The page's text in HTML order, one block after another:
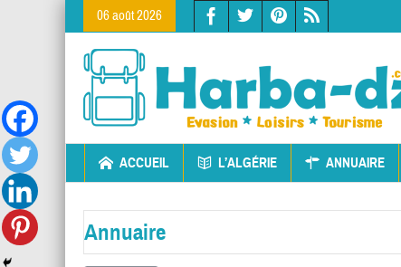
06 août 2026
ACCUEIL L’ALGÉRIE ANNUAIRE
Annuaire